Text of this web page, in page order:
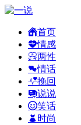
首页
情感
两性
情话
挽回
说说
笑话
时尚